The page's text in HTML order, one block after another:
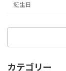
誕生日
カテゴリー